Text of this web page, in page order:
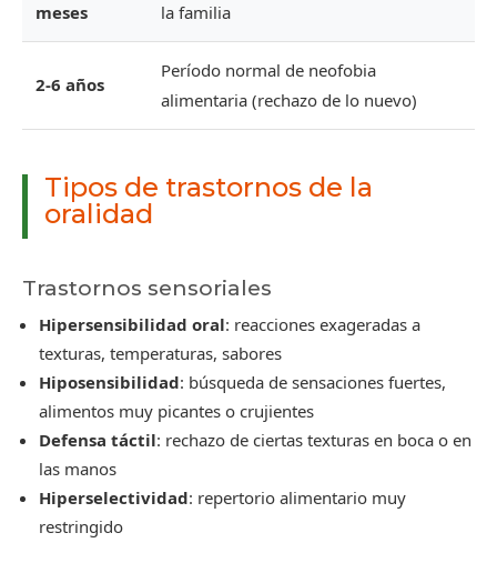
meses
la familia
2-6 años
Período normal de neofobia
alimentaria (rechazo de lo nuevo)
Tipos de trastornos de la
oralidad
Trastornos sensoriales
Hipersensibilidad oral: reacciones exageradas a
texturas, temperaturas, sabores
Hiposensibilidad: búsqueda de sensaciones fuertes,
alimentos muy picantes o crujientes
Defensa táctil: rechazo de ciertas texturas en boca o en
las manos
Hiperselectividad: repertorio alimentario muy
restringido